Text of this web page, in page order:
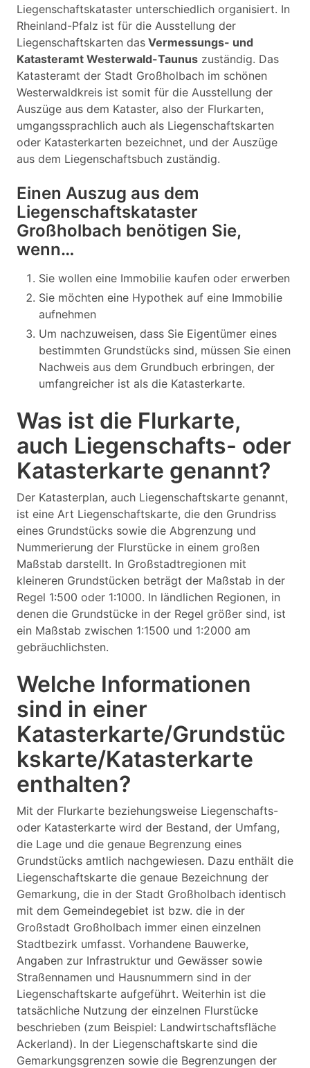
Liegenschaftskataster unterschiedlich organisiert. In
Rheinland-Pfalz ist für die Ausstellung der
Liegenschaftskarten das Vermessungs- und
Katasteramt Westerwald-Taunus zuständig. Das
Katasteramt der Stadt Großholbach im schönen
Westerwaldkreis ist somit für die Ausstellung der
Auszüge aus dem Kataster, also der Flurkarten,
umgangssprachlich auch als Liegenschaftskarten
oder Katasterkarten bezeichnet, und der Auszüge
aus dem Liegenschaftsbuch zuständig.
Einen Auszug aus dem
Liegenschaftskataster
Großholbach benötigen Sie,
wenn…
Sie wollen eine Immobilie kaufen oder erwerben
Sie möchten eine Hypothek auf eine Immobilie
aufnehmen
Um nachzuweisen, dass Sie Eigentümer eines
bestimmten Grundstücks sind, müssen Sie einen
Nachweis aus dem Grundbuch erbringen, der
umfangreicher ist als die Katasterkarte.
Was ist die Flurkarte,
auch Liegenschafts- oder
Katasterkarte genannt?
Der Katasterplan, auch Liegenschaftskarte genannt,
ist eine Art Liegenschaftskarte, die den Grundriss
eines Grundstücks sowie die Abgrenzung und
Nummerierung der Flurstücke in einem großen
Maßstab darstellt. In Großstadtregionen mit
kleineren Grundstücken beträgt der Maßstab in der
Regel 1:500 oder 1:1000. In ländlichen Regionen, in
denen die Grundstücke in der Regel größer sind, ist
ein Maßstab zwischen 1:1500 und 1:2000 am
gebräuchlichsten.
Welche Informationen
sind in einer
Katasterkarte/Grundstüc
kskarte/Katasterkarte
enthalten?
Mit der Flurkarte beziehungsweise Liegenschafts-
oder Katasterkarte wird der Bestand, der Umfang,
die Lage und die genaue Begrenzung eines
Grundstücks amtlich nachgewiesen. Dazu enthält die
Liegenschaftskarte die genaue Bezeichnung der
Gemarkung, die in der Stadt Großholbach identisch
mit dem Gemeindegebiet ist bzw. die in der
Großstadt Großholbach immer einen einzelnen
Stadtbezirk umfasst. Vorhandene Bauwerke,
Angaben zur Infrastruktur und Gewässer sowie
Straßennamen und Hausnummern sind in der
Liegenschaftskarte aufgeführt. Weiterhin ist die
tatsächliche Nutzung der einzelnen Flurstücke
beschrieben (zum Beispiel: Landwirtschaftsfläche
Ackerland). In der Liegenschaftskarte sind die
Gemarkungsgrenzen sowie die Begrenzungen der